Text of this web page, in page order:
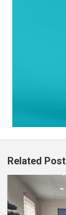
Related